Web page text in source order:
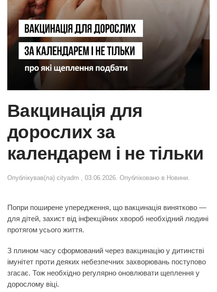
Вакцинація для
дорослих за
календарем і не тільки
Опублікував(ла) cityadm 03.06.2026 . Опубліковано в Новини
Попри поширене упередження, що вакцинація винятково —
для дітей, захист від інфекційних хвороб необхідний людині
протягом усього життя.
З плином часу сформований через вакцинацію у дитинстві
імунітет проти деяких небезпечних захворювань поступово
згасає. Тож необхідно регулярно оновлювати щеплення у
дорослому віці.